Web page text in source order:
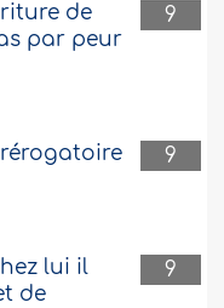
9
de
par peur
9
9
lui il
de